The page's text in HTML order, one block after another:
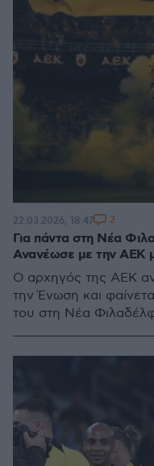
Για πάντα στη Νέα
Ανανέωσε με την ΑΕΚ
Ο αρχηγός της ΑΕΚ
την Ένωση και
του στη Νέα
22.03.2026, 18:47 2